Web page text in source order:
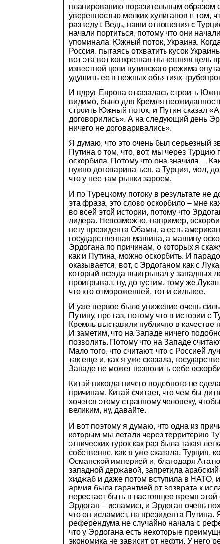
планированию поразительным образом
уверенностью мелких хулиганов в том,
разведут. Ведь, наши отношения с
начали портиться, потому что они
упоминала: Южный поток, Украина. Когда
Россия, пытаясь отхватить кусок
вот эта вот конкретная нынешняя цель
известной цели путинского режима
удушить ее в нежных объятиях
И вдруг Европа отказалась строить
видимо, было для Кремля
строить Южный поток, и Путин сказал
договорились». А на следующий день
ничего не договаривались».
Я думаю, что это очень был серьезный
Путина о том, что, вот, мы через Турцию
оскорбила. Потому что она значила…
нужно договариваться, а Турция, мол,
что у нее там рынки зароем.
И по Турецкому потоку в результате не
эта фраза, это слово оскорбило – мне
во всей этой истории, потому что
лидера. Невозможно, например,
нету президента Обамы, а есть
государственная машина, а машину
Эрдогана по причинам, о которых я
как и Путина, можно оскорбить. И
оказывается, вот, с Эрдоганом как с
который всегда выигрывал у западных
проигрывал, ну, допустим, тому же
что кто отмороженней, тот и сильнее.
И уже первое было унижение очень
Путину, про газ, потому что в истории с
Кремль выставили публично в качестве
И заметим, что на Западе ничего
позволить. Потому что на Западе
Мало того, что считают, что с Россией
так еще и, как я уже сказала,
Западе не может позволить себе
Китай никогда ничего подобного не
причинам. Китай считает, что чем бы
хочется этому странному человеку,
великим, ну, давайте.
И вот поэтому я думаю, что одна из
которым мы летали через территорию
этнических турок как раз была такая
собственно, как я уже сказала, Турция,
Османской империей и, благодаря
западной державой, запретила
хиджаб и даже потом вступила в НАТО, и
армия была гарантией от возврата к
перестает быть в настоящее время этой
Эрдоган – исламист, и Эрдоган очень
что он исламист, на президента Путина.
референдума не случайно начала с
что у Эрдогана есть некоторые
экономика не зависит от нефти. У него